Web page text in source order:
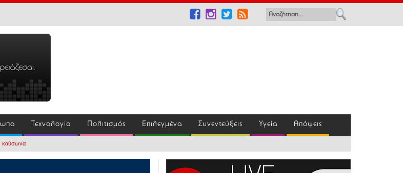
Τεχνολογία Πολιτισμός Επιλεγμένα Συνεντεύξεις Υγεία Απόψεις
καύσωνα